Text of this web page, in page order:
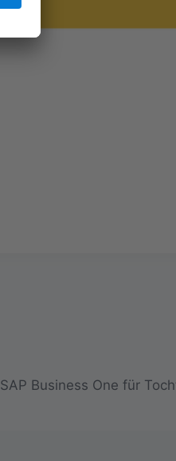
SAP Business One für